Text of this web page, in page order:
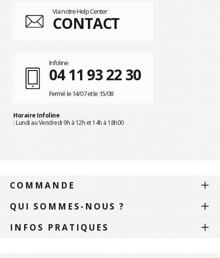
Via notre Help Center
CONTACT
Infoline
04 11 93 22 30
Fermé le 14/07 et le 15/08
Horaire Infoline
: Lundi au Vendredi 9h à 12h et 14h à 18h00
COMMANDE
QUI SOMMES-NOUS ?
INFOS PRATIQUES